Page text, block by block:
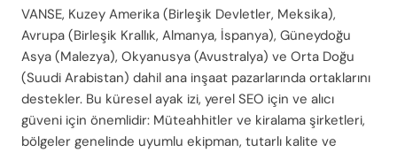
VANSE, Kuzey Amerika (Birleşik Devletler, Meksika),
Avrupa (Birleşik Krallık, Almanya, İspanya), Güneydoğu
Asya (Malezya), Okyanusya (Avustralya) ve Orta Doğu
(Suudi Arabistan) dahil ana inşaat pazarlarında ortaklarını
destekler. Bu küresel ayak izi, yerel SEO için ve alıcı
güveni için önemlidir: Müteahhitler ve kiralama şirketleri,
bölgeler genelinde uyumlu ekipman, tutarlı kalite ve